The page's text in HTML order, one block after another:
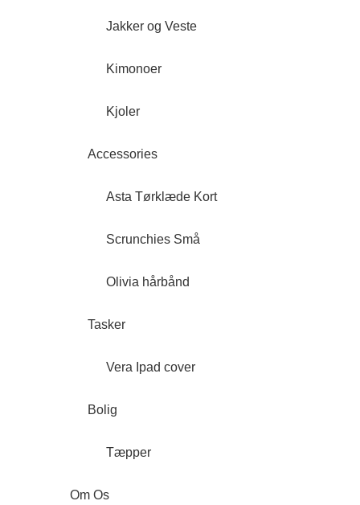
Jakker og Veste
Kimonoer
Kjoler
Accessories
Asta Tørklæde Kort
Scrunchies Små
Olivia hårbånd
Tasker
Vera Ipad cover
Bolig
Tæpper
Om Os